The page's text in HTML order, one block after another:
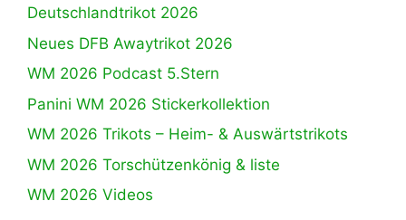
Deutschlandtrikot 2026
Neues DFB Awaytrikot 2026
WM 2026 Podcast 5.Stern
Panini WM 2026 Stickerkollektion
WM 2026 Trikots – Heim- & Auswärtstrikots
WM 2026 Torschützenkönig & liste
WM 2026 Videos